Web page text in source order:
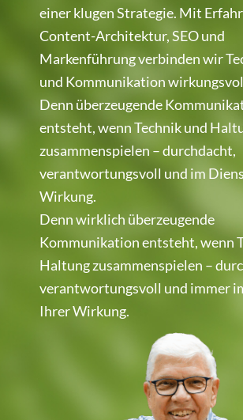
einer klugen Strategie. Mit
Content-Architektur, SEO und
Markenführung verbinden wir
und Kommunikation
Denn überzeugende
entsteht, wenn Technik und
zusammenspielen – durchdacht,
verantwortungsvoll und im
Wirkung.
Denn wirklich überzeugende
Kommunikation entsteht, wenn
Haltung zusammenspielen –
verantwortungsvoll und immer
Ihrer Wirkung.